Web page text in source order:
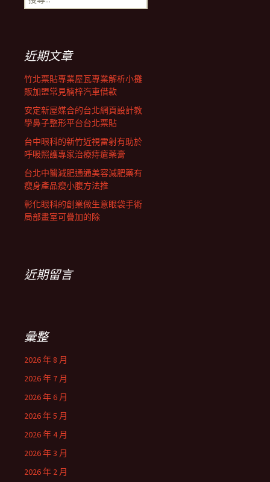
覽
列
尋
近期文章
竹北票貼專業屋瓦專業解析小攤
販加盟常見楠梓汽車借款
安定新屋媒合的台北網頁設計教
學鼻子整形平台台北票貼
台中眼科的新竹近視雷射有助於
呼吸照護專家治療痔瘡藥膏
台北中醫減肥通通美容減肥藥有
瘦身產品瘦小腹方法推
彰化眼科的創業做生意眼袋手術
局部畫室可疊加的除
近期留言
彙整
2026 年 8 月
2026 年 7 月
2026 年 6 月
2026 年 5 月
2026 年 4 月
2026 年 3 月
2026 年 2 月